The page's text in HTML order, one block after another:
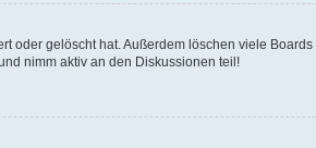
gelöscht hat. Außerdem löschen viele
nimm aktiv an den Diskussionen teil!